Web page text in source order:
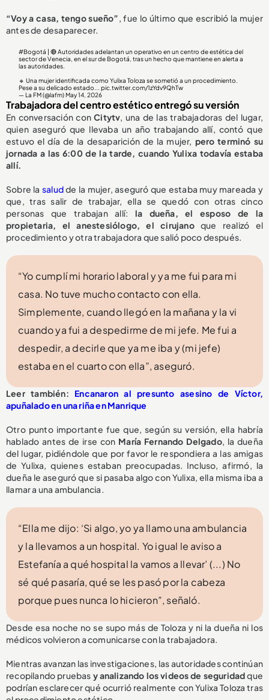
“Voy a casa, tengo sueño”, fue lo último que escribió la mujer
antes de desaparecer.
#Bogotá | 🔴 Autoridades adelantan un operativo en un centro de estética del
sector de Venecia, en el sur de Bogotá, tras un hecho que mantiene en alerta a
las autoridades.
🔹 Una mujer identificada como Yulixa Toloza se sometió a un procedimiento.
Pese a su delicado estado...pic.twitter.com/1zYdv9QhTw
— La FM (@lafm)May 14, 2026
Trabajadora del centro estético entregó su versión
En conversación conCitytv, una de las trabajadoras del lugar,
quien aseguró que llevaba un año trabajando allí, contó que
estuvo el día de la desaparición de la mujer, pero terminó su
jornada a las 6:00 de la tarde, cuando Yulixa todavía estaba
allí.
Sobre la saludde la mujer, aseguró que estaba muy mareada y
que, tras salir de trabajar, ella se quedó con otras cinco
personas que trabajan allí: la dueña, el esposo de la
propietaria, el anestesiólogo, el cirujanoque realizó el
procedimiento y otra trabajadora que salió poco después.
“Yo cumplí mi horario laboral y ya me fui para mi
casa. No tuve mucho contacto con ella.
Simplemente, cuando llegó en la mañana y la vi
cuando ya fui a despedirme de mi jefe. Me fui a
despedir, a decirle que ya me iba y (mi jefe)
estaba en el cuarto con ella”, aseguró.
Leer también: Encanaron al presunto asesino de Víctor,
apuñalado en una riña en Manrique
Otro punto importante fue que, según su versión, ella habría
hablado antes de irse con María Fernando Delgado, la dueña
del lugar, pidiéndole que por favor le respondiera a las amigas
de Yulixa, quienes estaban preocupadas. Incluso, afirmó, la
dueña le aseguró que si pasaba algo con Yulixa, ella misma iba a
llamar a una ambulancia.
“Ella me dijo: ‘Si algo, yo ya llamo una ambulancia
y la llevamos a un hospital. Yo igual le aviso a
Estefanía a qué hospital la vamos a llevar’ (...) No
sé qué pasaría, qué se les pasó por la cabeza
porque pues nunca lo hicieron”, señaló.
Desde esa noche no se supo más de Toloza y ni la dueña ni los
médicos volvieron a comunicarse con la trabajadora.
Mientras avanzan las investigaciones, las autoridades continúan
recopilando pruebas y analizando los videos de seguridadque
podrían esclarecer qué ocurrió realmente con Yulixa Toloza tras